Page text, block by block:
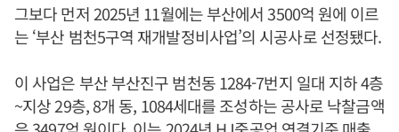
그보다 먼저 2025년 11월에는 부산에서 3500억 원에 이르
는 ‘부산 범천5구역 재개발정비사업’의 시공사로 선정됐다.
이 사업은 부산 부산진구 범천동 1284-7번지 일대 지하 4층
~지상 29층, 8개 동, 1084세대를 조성하는 공사로 낙찰금액